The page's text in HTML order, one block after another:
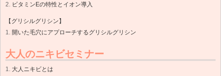
ビタミンEの特性とイオン導入
【グリシルグリシン】
開いた毛穴にアプローチするグリシルグリシン
大人のニキビセミナー
大人ニキビとは